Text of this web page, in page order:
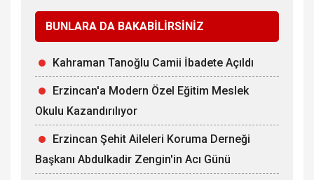
BUNLARA DA BAKABİLİRSİNİZ
Kahraman Tanoğlu Camii İbadete Açıldı
Erzincan'a Modern Özel Eğitim Meslek
Okulu Kazandırılıyor
Erzincan Şehit Aileleri Koruma Derneği
Başkanı Abdulkadir Zengin'in Acı Günü